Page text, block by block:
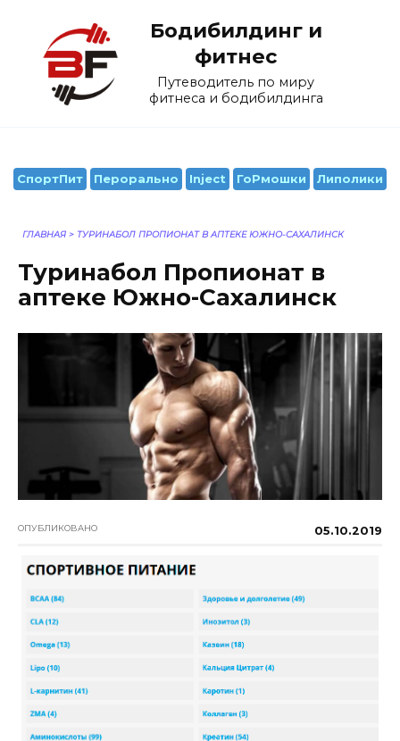
содержанию
Бодибилдинг и
фитнес
Путеводитель по миру
фитнеса и бодибилдинга
СпортПит Перорально Inject ГоРмошки Липолики
ГЛАВНАЯ > ТУРИНАБОЛ ПРОПИОНАТ В АПТЕКЕ ЮЖНО-САХАЛИНСК
Туринабол Пропионат в
аптеке Южно-Сахалинск
ОПУБЛИКОВАНО 05.10.2019